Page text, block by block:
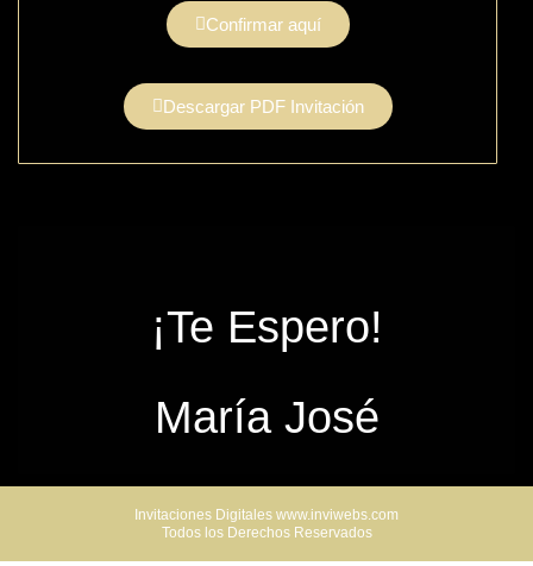
Confirmar aquí
Descargar PDF Invitación
¡Te Espero!
María José
Invitaciones Digitales www.inviwebs.com
Todos los Derechos Reservados